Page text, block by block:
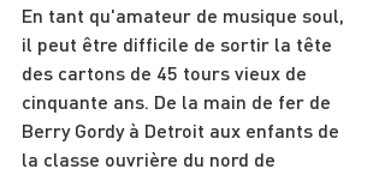
En tant qu'amateur de musique soul,
il peut être difficile de sortir la tête
des cartons de 45 tours vieux de
cinquante ans. De la main de fer de
Berry Gordy à Detroit aux enfants de
la classe ouvrière du nord de